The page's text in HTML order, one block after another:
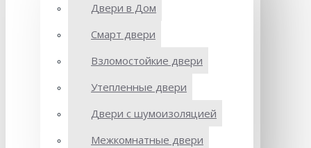
Двери в Дом
Смарт двери
Взломостойкие двери
Утепленные двери
Двери с шумоизоляцией
Межкомнатные двери